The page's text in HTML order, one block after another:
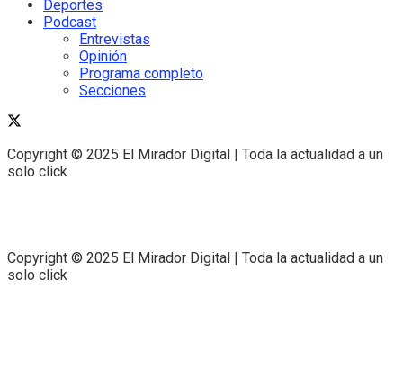
Copyright © 2025 El Mirador Digital | Toda la actualidad a un
solo click
Deportes
Podcast
Entrevistas
Opinión
Programa completo
Secciones
Copyright © 2025 El Mirador Digital | Toda la actualidad a un
solo click